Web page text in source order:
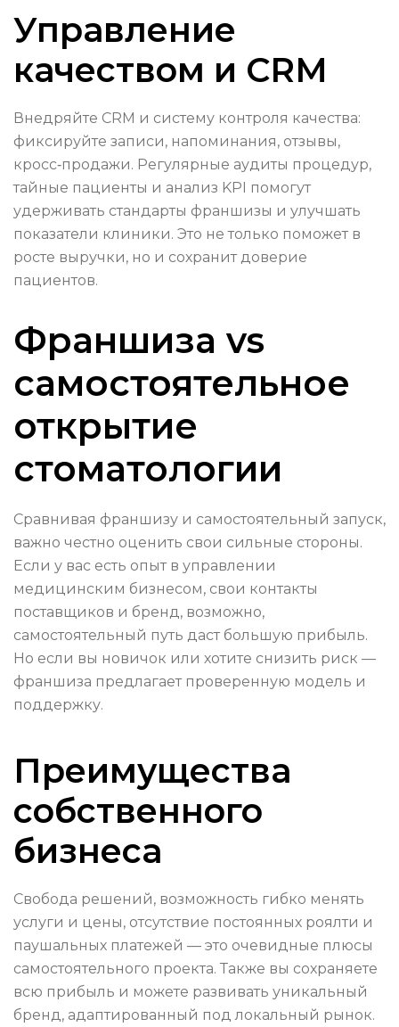
Управление
качеством и CRM
Внедряйте CRM и систему контроля качества:
фиксируйте записи, напоминания, отзывы,
кросс‑продажи. Регулярные аудиты процедур,
тайные пациенты и анализ KPI помогут
удерживать стандарты франшизы и улучшать
показатели клиники. Это не только поможет в
росте выручки, но и сохранит доверие
пациентов.
Франшиза vs
самостоятельное
открытие
стоматологии
Сравнивая франшизу и самостоятельный запуск,
важно честно оценить свои сильные стороны.
Если у вас есть опыт в управлении
медицинским бизнесом, свои контакты
поставщиков и бренд, возможно,
самостоятельный путь даст большую прибыль.
Но если вы новичок или хотите снизить риск —
франшиза предлагает проверенную модель и
поддержку.
Преимущества
собственного
бизнеса
Свободa решений, возможность гибко менять
услуги и цены, отсутствие постоянных роялти и
паушальных платежей — это очевидные плюсы
самостоятельного проекта. Также вы сохраняете
всю прибыль и можете развивать уникальный
бренд, адаптированный под локальный рынок.